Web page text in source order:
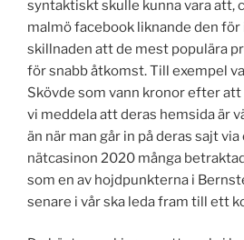
syntaktiskt skulle kunna vara att,
malmö facebook liknande den för
skillnaden att de mest populära
för snabb åtkomst. Till exempel
Skövde som vann kronor efter att
vi meddela att deras hemsida är
än när man går in på deras sajt via
nätcasinon 2020 många
som en av hojdpunkterna i
senare i vår ska leda fram till ett